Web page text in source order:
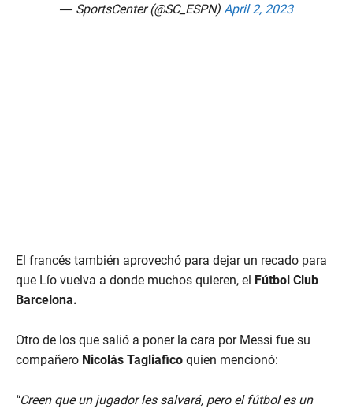
— SportsCenter (@SC_ESPN) April 2, 2023
El francés también aprovechó para dejar un recado para
que Lío vuelva a donde muchos quieren, el Fútbol Club
Barcelona.
Otro de los que salió a poner la cara por Messi fue su
compañero Nicolás Tagliafico quien mencionó:
“Creen que un jugador les salvará, pero el fútbol es un